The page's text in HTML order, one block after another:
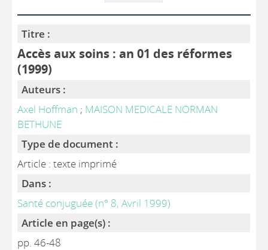
Titre :
Accès aux soins : an 01 des réformes
(1999)
Auteurs :
Axel Hoffman ; MAISON MEDICALE NORMAN
BETHUNE
Type de document :
Article : texte imprimé
Dans :
Santé conjuguée (n° 8, Avril 1999)
Article en page(s) :
pp. 46-48